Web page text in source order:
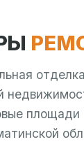
отделка
площади